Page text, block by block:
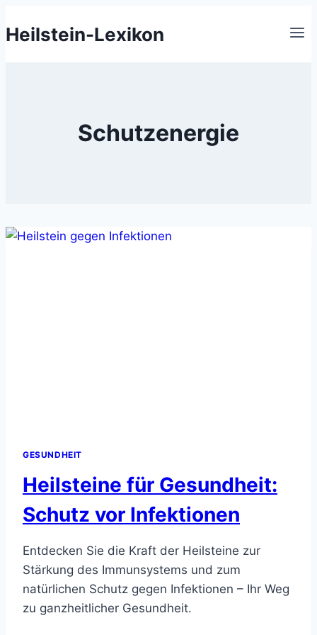
Inhalt
Heilstein-Lexikon
Schutzenergie
GESUNDHEIT
Heilsteine für Gesundheit:
Schutz vor Infektionen
Entdecken Sie die Kraft der Heilsteine zur
Stärkung des Immunsystems und zum
natürlichen Schutz gegen Infektionen – Ihr Weg
zu ganzheitlicher Gesundheit.